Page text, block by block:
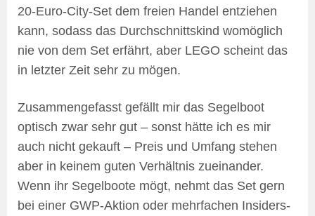
20-Euro-City-Set dem freien Handel entziehen
kann, sodass das Durchschnittskind womöglich
nie von dem Set erfährt, aber LEGO scheint das
in letzter Zeit sehr zu mögen.
Zusammengefasst gefällt mir das Segelboot
optisch zwar sehr gut – sonst hätte ich es mir
auch nicht gekauft – Preis und Umfang stehen
aber in keinem guten Verhältnis zueinander.
Wenn ihr Segelboote mögt, nehmt das Set gern
bei einer GWP-Aktion oder mehrfachen Insiders-